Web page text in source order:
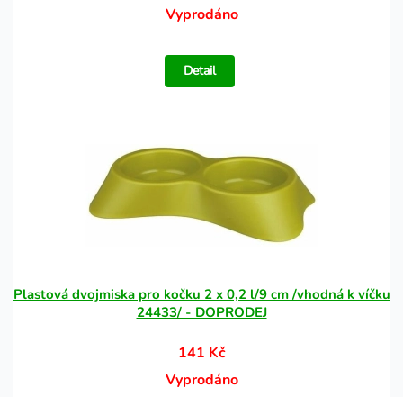
Vyprodáno
Detail
Plastová dvojmiska pro kočku 2 x 0,2 l/9 cm /vhodná k víčku
24433/ - DOPRODEJ
141 Kč
Vyprodáno